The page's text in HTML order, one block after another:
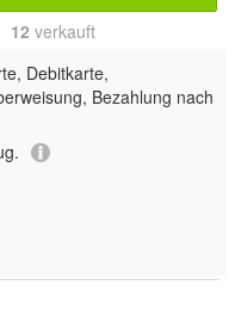
12 verkauft
Debitkarte,
Bezahlung nach